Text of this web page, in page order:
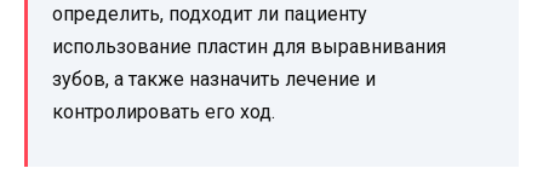
определить, подходит ли пациенту
использование пластин для выравнивания
зубов, а также назначить лечение и
контролировать его ход.